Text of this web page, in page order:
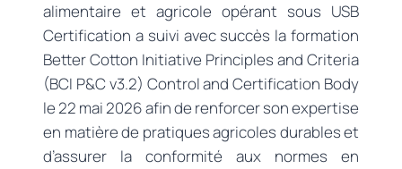
alimentaire et agricole opérant sous USB
Certification a suivi avec succès la formation
Better Cotton Initiative Principles and Criteria
(BCI P&C v3.2) Control and Certification Body
le 22 mai 2026 afin de renforcer son expertise
en matière de pratiques agricoles durables et
d’assurer la conformité aux normes en